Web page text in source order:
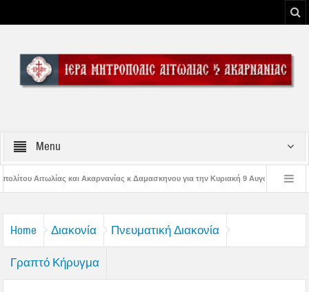
Menu
κ Δαμασκηνου για την Κυριακή 9 Αυγούστου 2026 Η εορτή της
Home Διακονία Πνευματική Διακονία
Γραπτό Κήρυγμα